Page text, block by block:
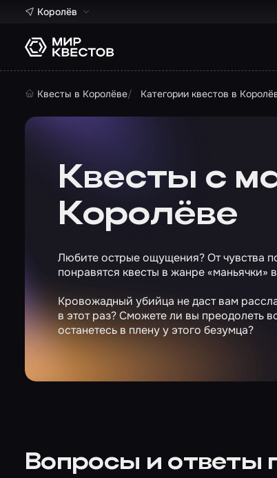
Королёв
Квесты в Королёве Категории квестов в
Квесты с
Королёве
Любите острые ощущения? От чувства
понравятся квесты в жанре «маньячки»
Кровожадный убийца не даст вам
в этот раз? Сможете ли вы преодолеть
останетесь в плену у этого безумца?
Вопросы и ответы